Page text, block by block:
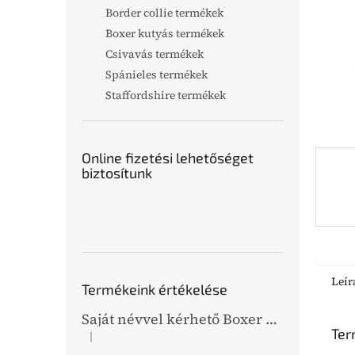
Border collie termékek
Boxer kutyás termékek
Csivavás termékek
Spánieles termékek
Staffordshire termékek
Online fizetési lehetőséget
biztosítunk
Termékeink értékelése
Saját névvel kérhető Boxer grafikás bőr kulcstartó
A termék értékelése 5-ből 5 csillag.
|